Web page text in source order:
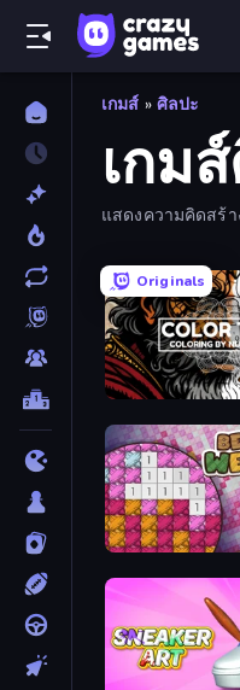
เกมส์ » ศิลปะ
เกม
แสดงความคิดสร้
Originals
Beaver Weaver